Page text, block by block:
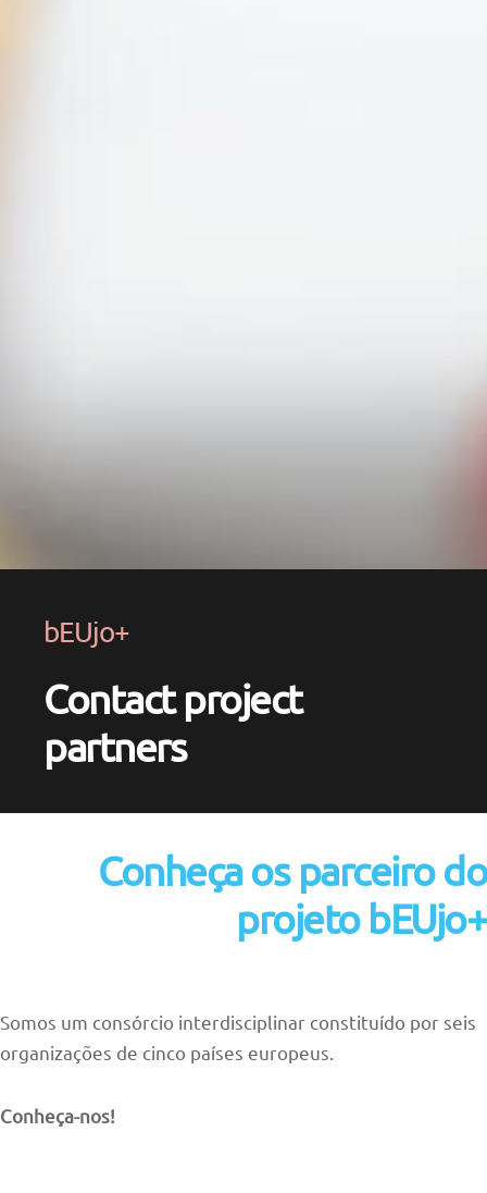
bEUjo+
Contact project
partners
Conheça os parceiro do
projeto bEUjo+
Somos um consórcio interdisciplinar constituído por seis
organizações de cinco países europeus.
Conheça-nos!